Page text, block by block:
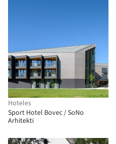
Hoteles
Sport Hotel Bovec / SoNo
Arhitekti